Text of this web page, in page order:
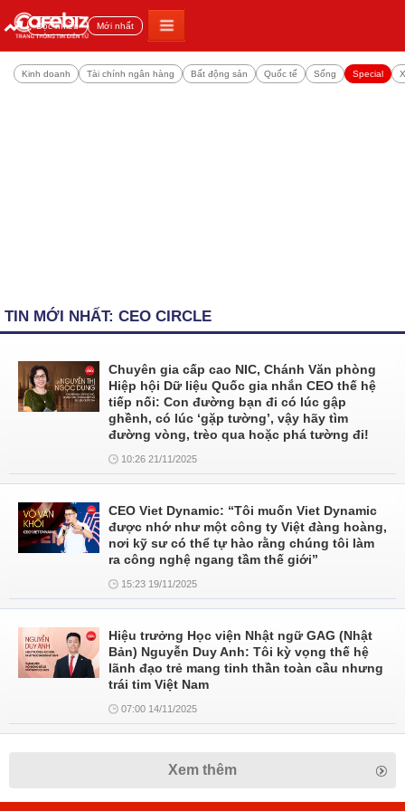
Đọc nhiều Mới nhất
Kinh doanh Tài chính ngân hàng Bất động sản Quốc tế Sống Special
TIN MỚI NHẤT: CEO CIRCLE
Chuyên gia cấp cao NIC, Chánh Văn phòng
Hiệp hội Dữ liệu Quốc gia nhắn CEO thế hệ
tiếp nối: Con đường bạn đi có lúc gập
ghềnh, có lúc ‘gặp tường’, vậy hãy tìm
đường vòng, trèo qua hoặc phá tường đi!
10:26 21/11/2025
CEO Viet Dynamic: “Tôi muốn Viet Dynamic
được nhớ như một công ty Việt đàng hoàng,
nơi kỹ sư có thể tự hào rằng chúng tôi làm
ra công nghệ ngang tầm thế giới”
15:23 19/11/2025
Hiệu trưởng Học viện Nhật ngữ GAG (Nhật
Bản) Nguyễn Duy Anh: Tôi kỳ vọng thế hệ
lãnh đạo trẻ mang tinh thần toàn cầu nhưng
trái tim Việt Nam
07:00 14/11/2025
Xem thêm